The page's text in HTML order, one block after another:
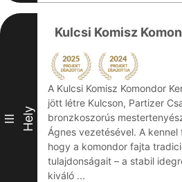
III Hely
Kulcsi Komisz
A Kulcsi Komisz Komondor
jött létre Kulcson, Partizer
bronzkoszorús
Ágnes vezetésével. A kennel
hogy a komondor fajta
tulajdonságait – a stabil
kiváló ...